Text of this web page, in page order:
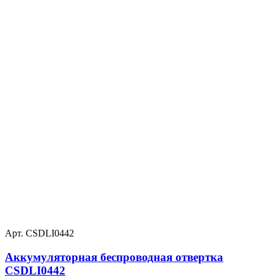
Арт. CSDLI0442
Аккумуляторная беспроводная отвертка
CSDLI0442